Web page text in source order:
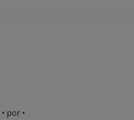
• por •